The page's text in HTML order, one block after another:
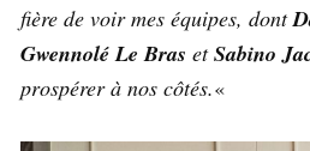
fière de voir mes équipes, dont
Gwennolé Le Bras etSabino
prospérer à nos côtés.«